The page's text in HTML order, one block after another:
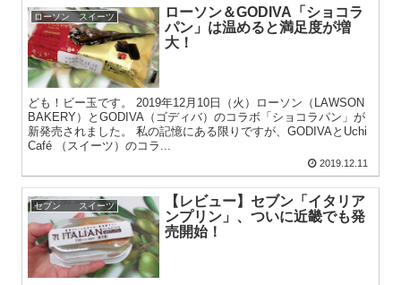
ローソン スイーツ
ローソン＆GODIVA「ショコラ
パン」は温めると満足度が増
大！
ども！ビー玉です。 2019年12月10日（火）ローソン（LAWSON
BAKERY）とGODIVA（ゴディバ）のコラボ「ショコラパン」が
新発売されました。 私の記憶にある限りですが、GODIVAとUchi
Café （スイーツ）のコラ...
2019.12.11
セブン スイーツ
【レビュー】セブン「イタリア
ンプリン」、ついに近畿でも発
売開始！